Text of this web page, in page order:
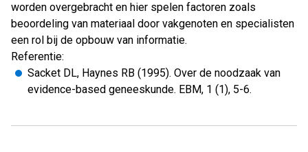
worden overgebracht en hier spelen factoren zoals
beoordeling van materiaal door vakgenoten en specialisten
een rol bij de opbouw van informatie.
Referentie:
Sacket DL, Haynes RB (1995). Over de noodzaak van
evidence-based geneeskunde. EBM, 1 (1), 5-6.